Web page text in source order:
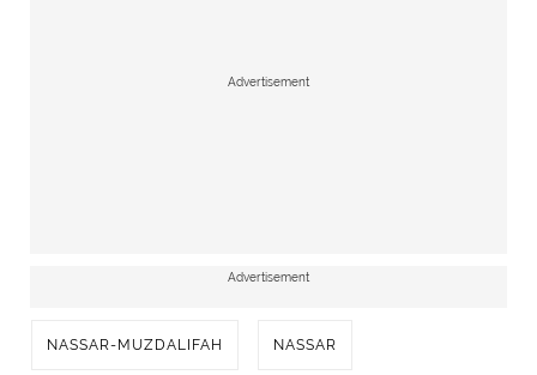
Advertisement
Advertisement
NASSAR-MUZDALIFAH NASSAR